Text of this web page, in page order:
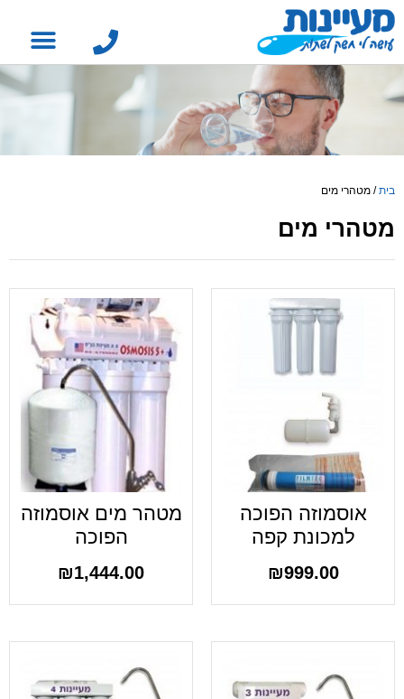
בית/ מטהרי מים
מטהרי מים
אוסמוזה הפוכה
למכונת קפה
₪999.00
מטהר מים אוסמוזה
הפוכה
₪1,444.00